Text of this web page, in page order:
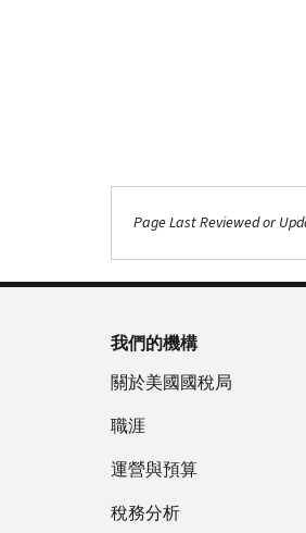
Page Last Reviewed or
我們的機構
關於美國國稅局
職涯
運營與預算
稅務分析